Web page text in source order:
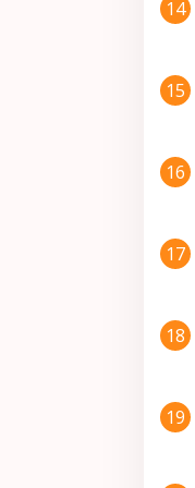
14
15
16
17
18
19